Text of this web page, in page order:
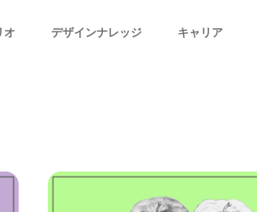
オ デザインナレッジ キャリア